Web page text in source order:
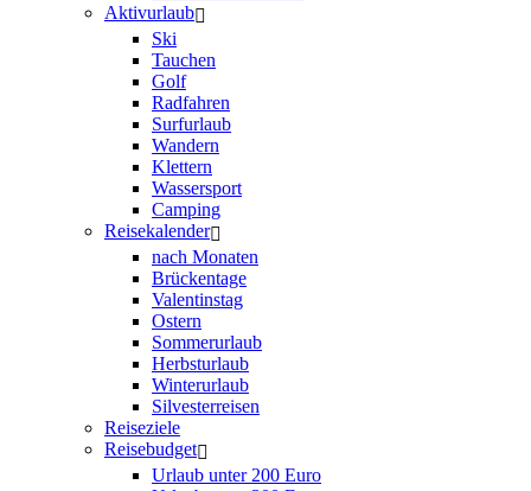
Aktivurlaub
Ski
Tauchen
Golf
Radfahren
Surfurlaub
Wandern
Klettern
Wassersport
Camping
Reisekalender
nach Monaten
Brückentage
Valentinstag
Ostern
Sommerurlaub
Herbsturlaub
Winterurlaub
Silvesterreisen
Reiseziele
Reisebudget
Urlaub unter 200 Euro